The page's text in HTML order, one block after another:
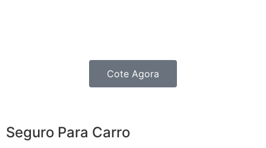
Cote Agora
Seguro Para Carro